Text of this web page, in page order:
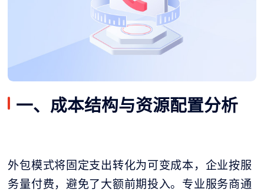
一、成本结构与资源配置分析
外包模式将固定支出转化为可变成本，企业按服
务量付费，避免了大额前期投入。专业服务商通